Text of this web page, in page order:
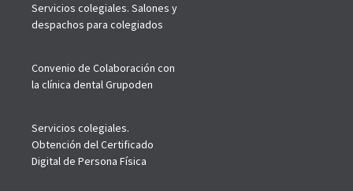
Servicios colegiales. Salones y
despachos para colegiados
Convenio de Colaboración con
la clínica dental Grupoden
Servicios colegiales.
Obtención del Certificado
Digital de Persona Física